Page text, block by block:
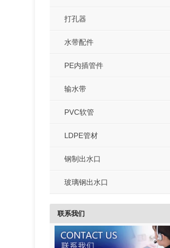
打孔器
水带配件
PE内插管件
输水带
PVC软管
LDPE管材
钢制出水口
玻璃钢出水口
联系我们